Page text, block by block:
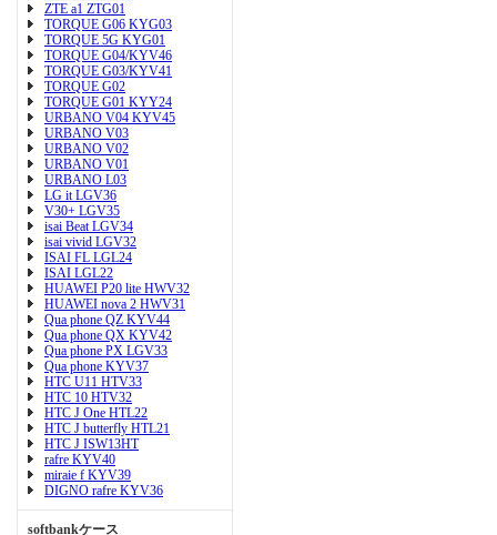
ZTE a1 ZTG01
TORQUE G06 KYG03
TORQUE 5G KYG01
TORQUE G04/KYV46
TORQUE G03/KYV41
TORQUE G02
TORQUE G01 KYY24
URBANO V04 KYV45
URBANO V03
URBANO V02
URBANO V01
URBANO L03
LG it LGV36
V30+ LGV35
isai Beat LGV34
isai vivid LGV32
ISAI FL LGL24
ISAI LGL22
HUAWEI P20 lite HWV32
HUAWEI nova 2 HWV31
Qua phone QZ KYV44
Qua phone QX KYV42
Qua phone PX LGV33
Qua phone KYV37
HTC U11 HTV33
HTC 10 HTV32
HTC J One HTL22
HTC J butterfly HTL21
HTC J ISW13HT
rafre KYV40
miraie f KYV39
DIGNO rafre KYV36
softbankケース